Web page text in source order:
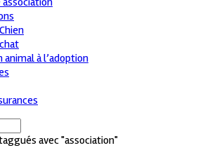
animal à l’adoption
avec "association"